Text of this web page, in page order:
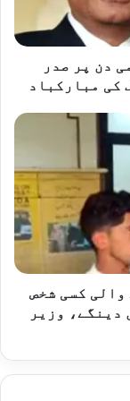
کے 54ویں قومی دن پر صدر
کی مبارکباد
والی کسی شخص
دینگے، وزیر